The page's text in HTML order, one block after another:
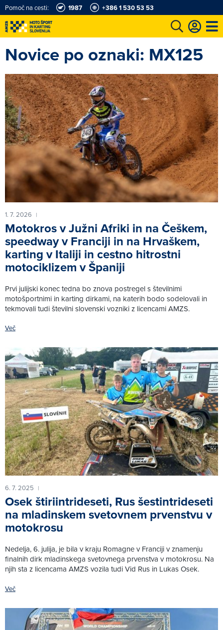
Pomoč na cesti: 1987 +386 1 530 53 53
Karting in motošportni center Najboljši za volanom Moj AMZS
Novice po oznaki: MX125
1. 7. 2026 |
Motokros v Južni Afriki in na Češkem,
speedway v Franciji in na Hrvaškem,
karting v Italiji in cestno hitrostni
motociklizem v Španiji
Prvi julijski konec tedna bo znova postregel s številnimi
motošportnimi in karting dirkami, na katerih bodo sodelovali in
tekmovali tudi številni slovenski vozniki z licencami AMZS.
Več
6. 7. 2025 |
Osek štiriintrideseti, Rus šestintrideseti
na mladinskem svetovnem prvenstvu v
motokrosu
Nedelja, 6. julija, je bila v kraju Romagne v Franciji v znamenju
finalnih dirk mladinskega svetovnega prvenstva v motokrosu. Na
njih sta z licencama AMZS vozila tudi Vid Rus in Lukas Osek.
Več